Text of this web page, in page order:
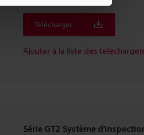
Télécharger
Ajouter à la liste des
Série GT2 Système